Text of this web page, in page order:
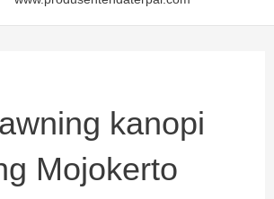
kanopi
Mojokerto